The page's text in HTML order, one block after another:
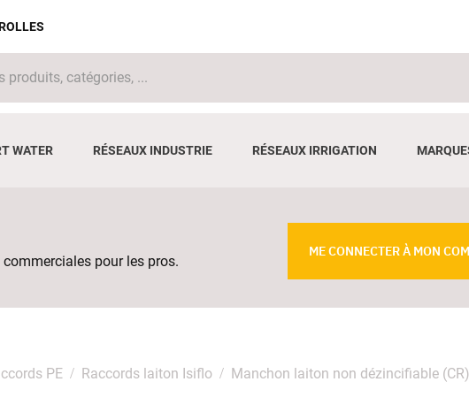
WATER RÉSEAUX INDUSTRIE RÉSEAUX IRRIGATION
pour les pros.
ME CONNECTER À MON
PE Raccords laiton Isiflo Manchon laiton non dézincifiable